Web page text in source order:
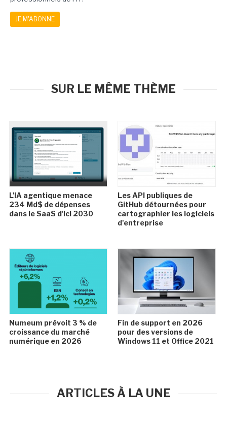
JE M'ABONNE
SUR LE MÊME THÈME
L'IA agentique menace
234 Md$ de dépenses
dans le SaaS d'ici 2030
Les API publiques de
GitHub détournées pour
cartographier les logiciels
d'entreprise
Numeum prévoit 3 % de
croissance du marché
numérique en 2026
Fin de support en 2026
pour des versions de
Windows 11 et Office 2021
ARTICLES À LA UNE